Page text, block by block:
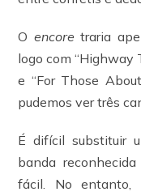
O encore traria
logo com “Highway
e “For Those
pudemos ver três
É difícil substituir
banda
fácil. No entanto,